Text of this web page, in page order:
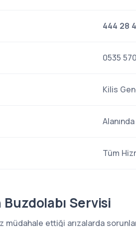
444 28
0535
Kilis
Tüm
Servisi
müdahale ettiği arızalarda